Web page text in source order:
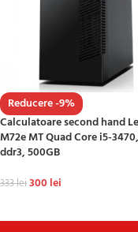
Reducere -9%
Calculatoare second hand
M72e MT Quad Core i5-
ddr3, 500GB
333lei300 lei